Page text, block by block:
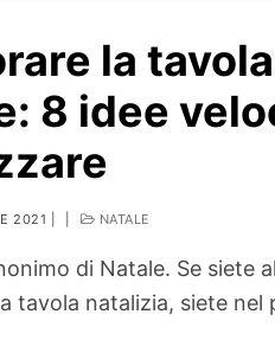
la
8 idee
2021 NATALE
di Natale. Se siete
tavola natalizia, siete